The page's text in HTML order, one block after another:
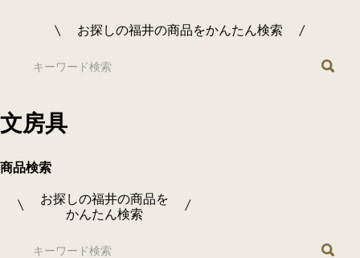
お探しの福井の商品をかんたん検索
文房具
商品検索
お探しの福井の商品を
かんたん検索